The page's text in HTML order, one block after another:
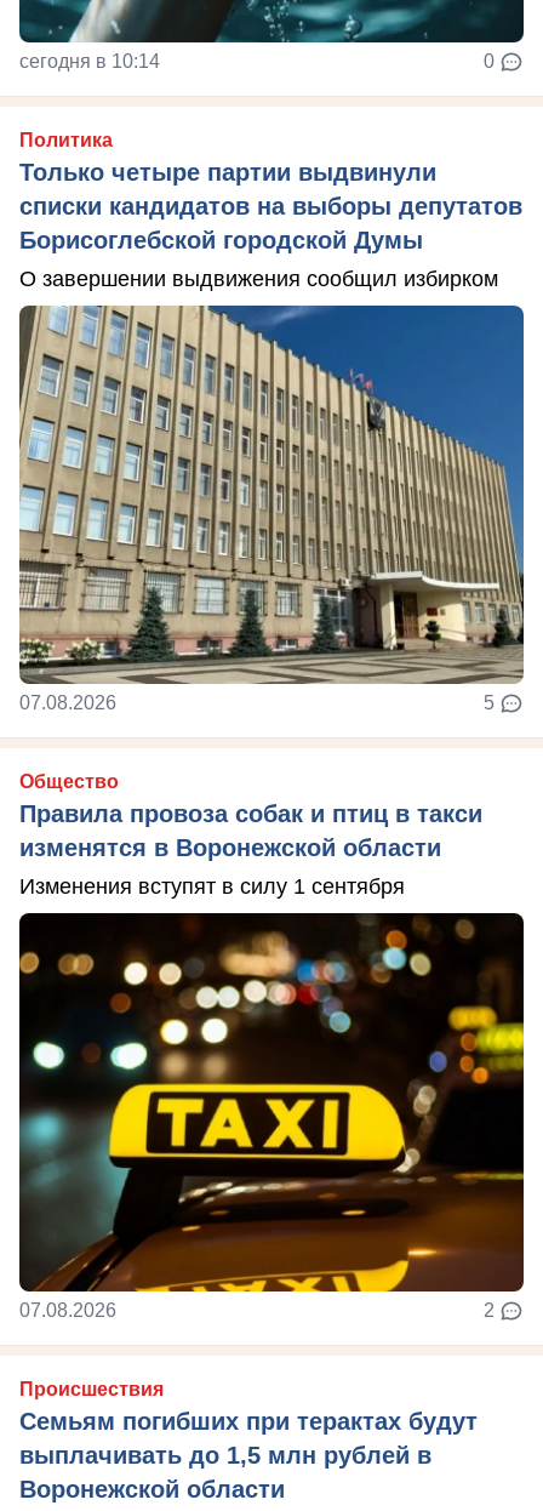
сегодня в 10:14 0
Политика
Только четыре партии выдвинули
списки кандидатов на выборы депутатов
Борисоглебской городской Думы
О завершении выдвижения сообщил избирком
07.08.2026 5
Общество
Правила провоза собак и птиц в такси
изменятся в Воронежской области
Изменения вступят в силу 1 сентября
07.08.2026 2
Происшествия
Семьям погибших при терактах будут
выплачивать до 1,5 млн рублей в
Воронежской области